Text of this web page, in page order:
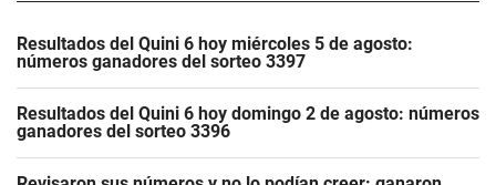
Resultados del Quini 6 hoy miércoles 5 de agosto:
números ganadores del sorteo 3397
Resultados del Quini 6 hoy domingo 2 de agosto: números
ganadores del sorteo 3396